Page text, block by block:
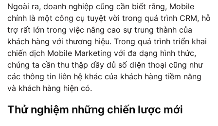
Ngoài ra, doanh nghiệp cũng cần biết rằng, Mobile
chính là một công cụ tuyệt vời trong quá trình CRM, hỗ
trợ rất lớn trong việc nâng cao sự trung thành của
khách hàng với thương hiệu. Trong quá trình triển khai
chiến dịch Mobile Marketing với đa dạng hình thức,
chúng ta cần thu thập đầy đủ số điện thoại cũng như
các thông tin liên hệ khác của khách hàng tiềm năng
và khách hàng hiện có.
Thử nghiệm những chiến lược mới